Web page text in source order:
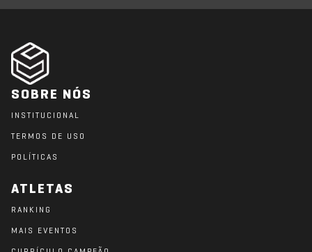
SOBRE NÓS
INSTITUCIONAL
TERMOS DE USO
POLÍTICAS
ATLETAS
RANKING
MAIS EVENTOS